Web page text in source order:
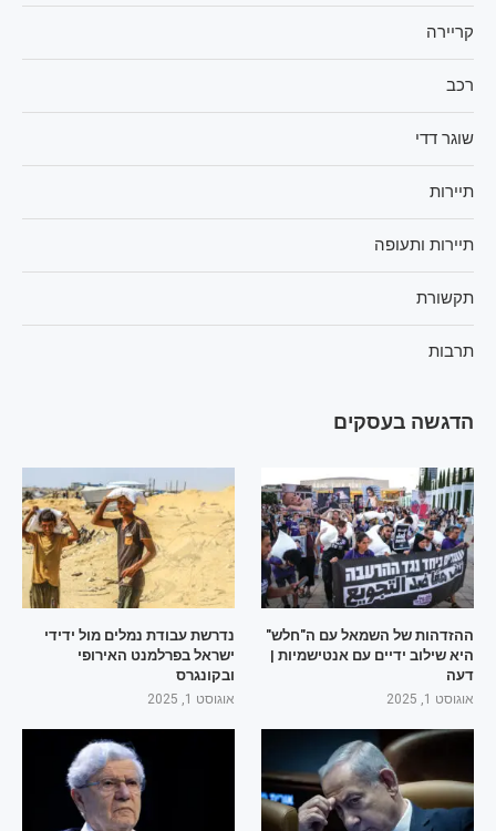
קריירה
רכב
שוגר דדי
תיירות
תיירות ותעופה
תקשורת
תרבות
הדגשה בעסקים
ההזדהות של השמאל עם ה"חלש"
היא שילוב ידיים עם אנטישמיות |
דעה
אוגוסט 1, 2025
נדרשת עבודת נמלים מול ידידי
ישראל בפרלמנט האירופי
ובקונגרס
אוגוסט 1, 2025